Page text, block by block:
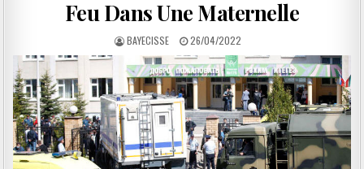
Feu Dans Une Maternelle
BAYECISSE 26/04/2022